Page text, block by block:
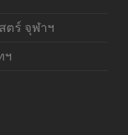
ร์ จุฬาฯ
ฯ